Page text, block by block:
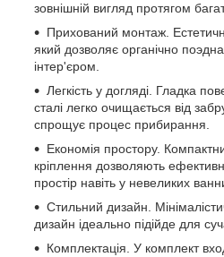
зовнішній вигляд протягом
Прихований монтаж.
який дозволяє органічно
інтер'єром.
Легкість у догляді. Гладка
сталі легко очищається від
спрощує процес прибирання.
Економія простору.
кріплення дозволяють
простір навіть у невеликих
Стильний дизайн.
дизайн ідеально підійде для
Комплектація. У комплект